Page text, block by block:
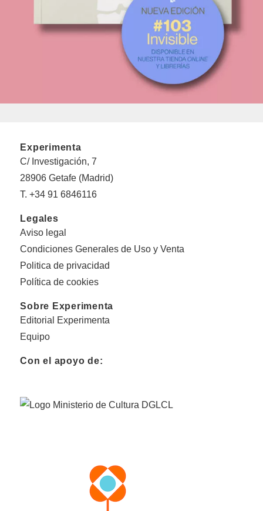
Experimenta
C/ Investigación, 7
28906 Getafe (Madrid)
T. +34 91 6846116
Legales
Aviso legal
Condiciones Generales de Uso y Venta
Politica de privacidad
Política de cookies
Sobre Experimenta
Editorial Experimenta
Equipo
Con el apoyo de: